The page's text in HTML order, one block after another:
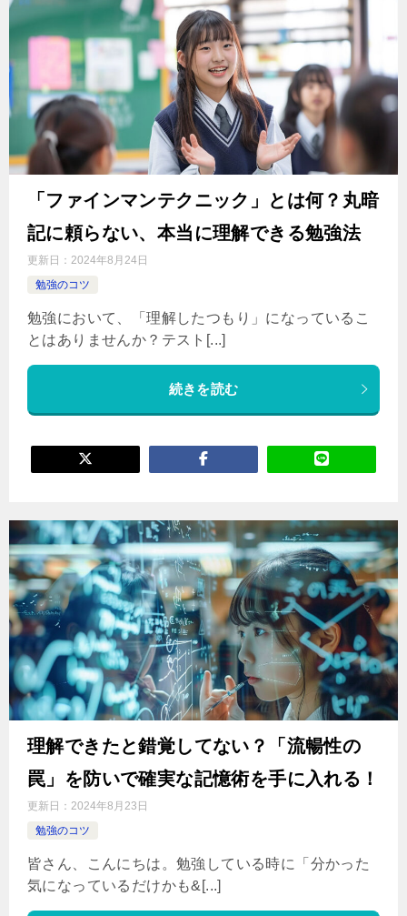
「ファインマンテクニック」とは何？丸暗
記に頼らない、本当に理解できる勉強法
更新日： 2024年8月24日
勉強のコツ
勉強において、「理解したつもり」になっているこ
とはありませんか？テスト[...]
続きを読む
理解できたと錯覚してない？「流暢性の
罠」を防いで確実な記憶術を手に入れる！
更新日： 2024年8月23日
勉強のコツ
皆さん、こんにちは。勉強している時に「分かった
気になっているだけかも&[...]